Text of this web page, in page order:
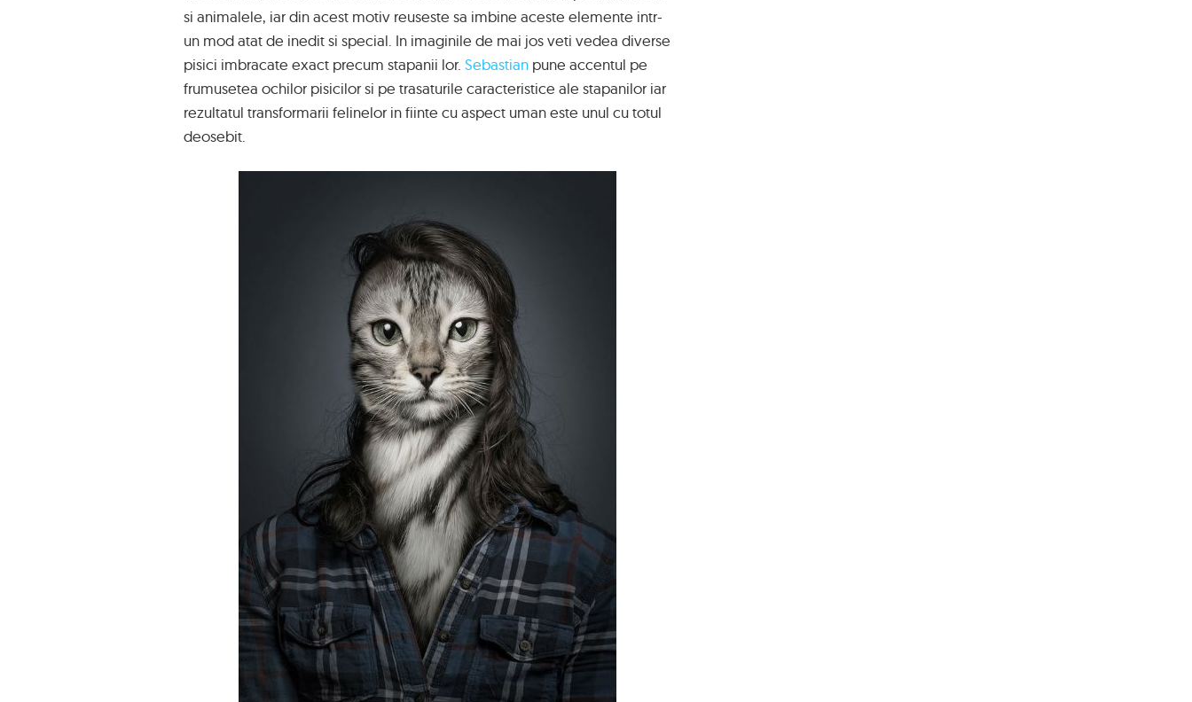
si animalele, iar din acest motiv reuseste sa imbine aceste elemente intr-
un mod atat de inedit si special. In imaginile de mai jos veti vedea diverse
pisici imbracate exact precum stapanii lor. Sebastian pune accentul pe
frumusetea ochilor pisicilor si pe trasaturile caracteristice ale stapanilor iar
rezultatul transformarii felinelor in fiinte cu aspect uman este unul cu totul
deosebit.